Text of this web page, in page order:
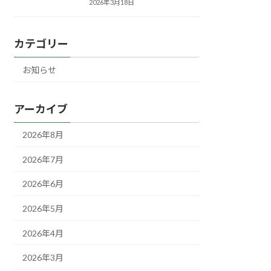
2026年3月18日
カテゴリー
お知らせ
アーカイブ
2026年8月
2026年7月
2026年6月
2026年5月
2026年4月
2026年3月